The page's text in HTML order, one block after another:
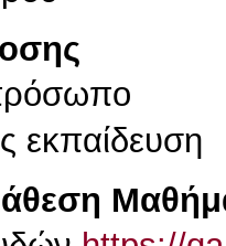
εκπαίδευση